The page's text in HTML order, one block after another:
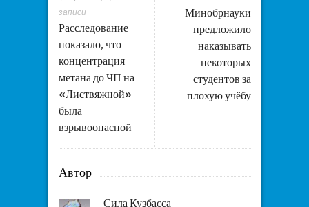
Минобрнауки
предложило
наказывать
некоторых
студентов за
плохую учёбу
записи
Расследование
показало, что
концентрация
метана до ЧП на
«Листвяжной»
была
взрывоопасной
Автор
Сила Кузбасса